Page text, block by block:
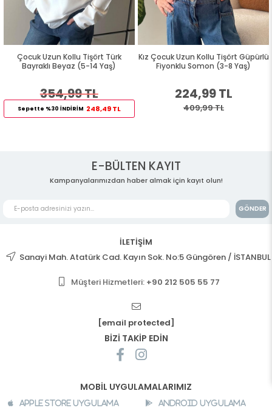
Çocuk Uzun Kollu Tişört Türk
Bayraklı Beyaz (5-14 Yaş)
354,99 TL
Sepette %30 İNDİRİM 248,49 TL
Kız Çocuk Uzun Kollu Tişört Güpürlü
Fiyonklu Somon (3-8 Yaş)
224,99 TL
409,99 TL
E-BÜLTEN KAYIT
Kampanyalarımızdan haber almak için kayıt olun!
GÖNDER
İLETİŞİM
Sanayi Mah. Atatürk Cad. Kayın Sok. No:5 Güngören / İSTANBUL
Müşteri Hizmetleri: +90 212 505 55 77
[email protected]
BİZİ TAKİP EDİN
MOBİL UYGULAMALARIMIZ
Apple Store Uygulama Android Uygulama